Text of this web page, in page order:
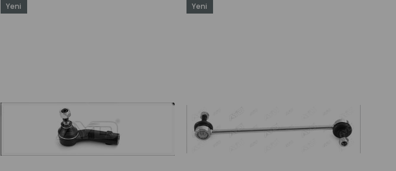
Yeni
Yeni